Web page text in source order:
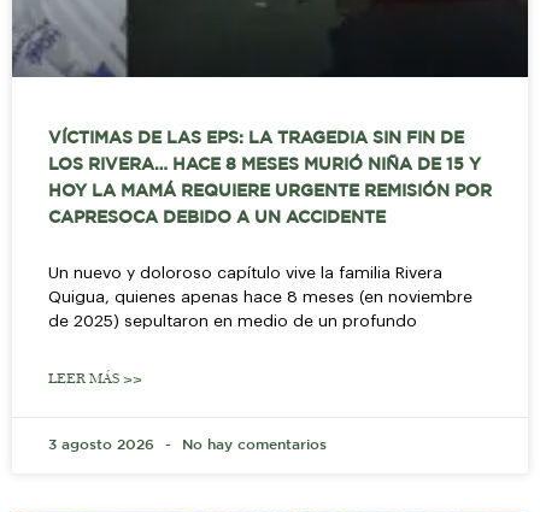
VÍCTIMAS DE LAS EPS: LA TRAGEDIA SIN FIN DE
LOS RIVERA… HACE 8 MESES MURIÓ NIÑA DE 15 Y
HOY LA MAMÁ REQUIERE URGENTE REMISIÓN POR
CAPRESOCA DEBIDO A UN ACCIDENTE
Un nuevo y doloroso capítulo vive la familia Rivera
Quigua, quienes apenas hace 8 meses (en noviembre
de 2025) sepultaron en medio de un profundo
LEER MÁS >>
3 agosto 2026 No hay comentarios